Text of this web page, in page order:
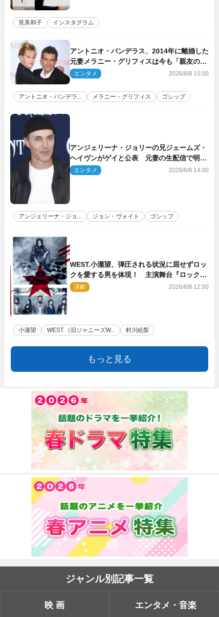
筧美和子 インスタグラム
アントニオ・バンデラス、2014年に離婚した
元妻メラニー・グリフィスは今も「親友の一
人」
エンタメ 2026/8/8 15:00
アントニオ・バンデラ... メラニー・グリフィス ゴシップ
アンジェリーナ・ジョリーの兄ジェームズ・
ヘイヴンがゲイと公表 元妻の生配信で明ら
かに
エンタメ 2026/8/8 14:00
アンジェリーナ・ジョ... ジョン・ヴォイト ゴシップ
WEST.小瀧望、弾圧される状況に屈せずロッ
クを愛する男を体現！ 主演舞台『ロックン
ロール』ビジュアル解禁
演劇 2026/8/8 12:00
小瀧望 WEST.（旧ジャニーズW... 村川絵梨
もっと見る
ジャンル別記事一覧
映画 エンタメ・音楽